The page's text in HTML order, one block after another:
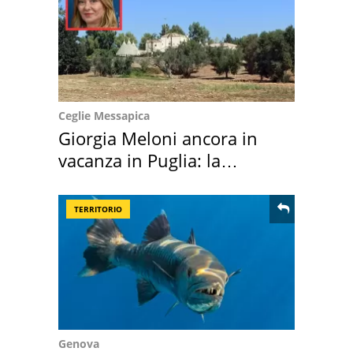
Ceglie Messapica
Giorgia Meloni ancora in
vacanza in Puglia: la
TERRITORIO
Genova